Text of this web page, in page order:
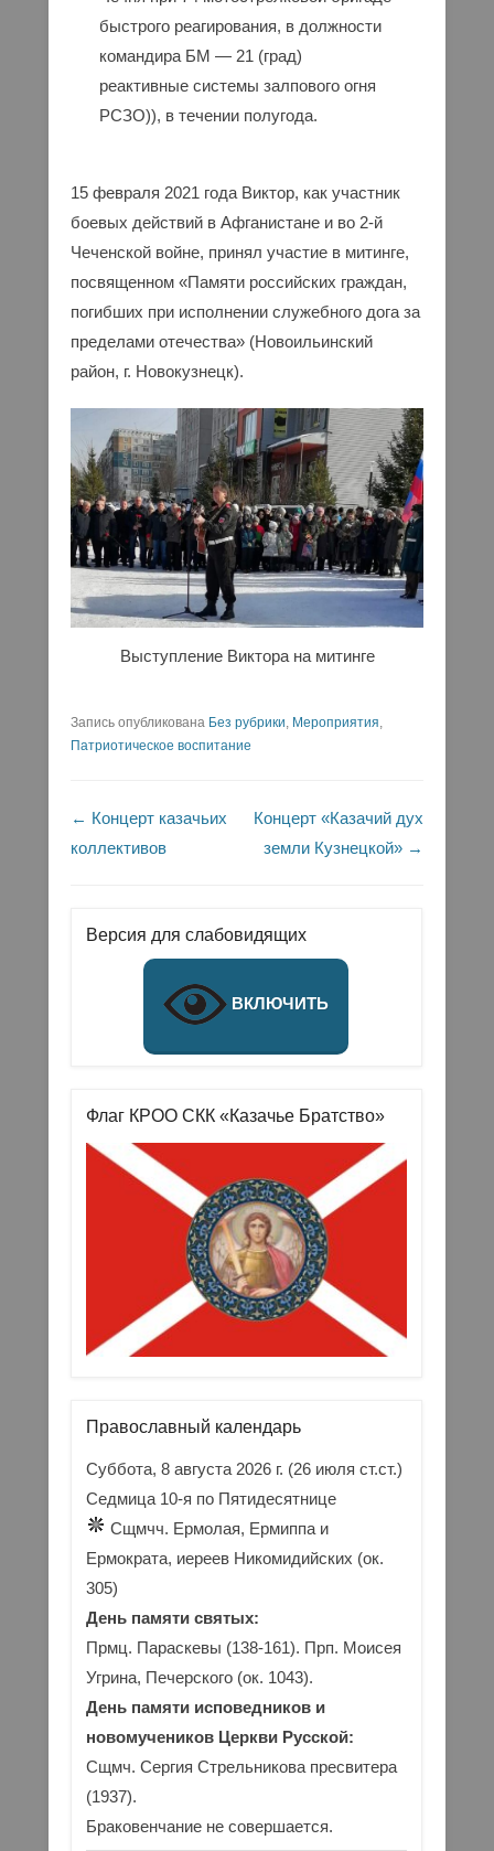
быстрого реагирования, в должности
командира БМ — 21 (град)
реактивные системы залпового огня
РСЗО)), в течении полугода.
15 февраля 2021 года Виктор, как участник
боевых действий в Афганистане и во 2-й
Чеченской войне, принял участие в митинге,
посвященном «Памяти российских граждан,
погибших при исполнении служебного дога за
пределами отечества» (Новоильинский
район, г. Новокузнецк).
Выступление Виктора на митинге
Запись опубликована Без рубрики, Мероприятия,
Патриотическое воспитание
Навигация по записям
← Концерт казачьих
коллективов
Концерт «Казачий дух
земли Кузнецкой» →
Версия для слабовидящих
ВКЛЮЧИТЬ
Флаг КРОО СКК «Казачье Братство»
Православный календарь
Суббота, 8 августа 2026 г. (26 июля ст.ст.)
Седмица 10-я по Пятидесятнице
Сщмчч. Ермолая, Ермиппа и
Ермократа, иереев Никомидийских (ок.
305)
День памяти святых:
Прмц. Параскевы (138-161). Прп. Моисея
Угрина, Печерского (ок. 1043).
День памяти исповедников и
новомучеников Церкви Русской:
Сщмч. Сергия Стрельникова пресвитера
(1937).
Браковенчание не совершается.